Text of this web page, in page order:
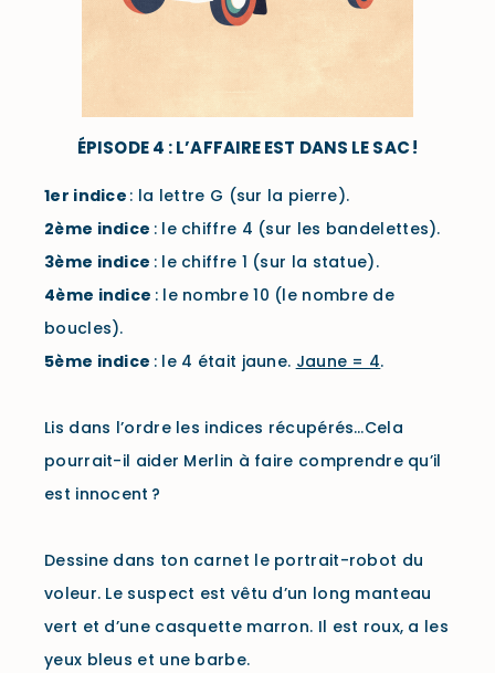
ÉPISODE 4 : L’AFFAIRE EST DANS LE SAC !
1er indice : la lettre G (sur la pierre).
2ème indice : le chiffre 4 (sur les bandelettes).
3ème indice : le chiffre 1 (sur la statue).
4ème indice : le nombre 10 (le nombre de
boucles).
5ème indice : le 4 était jaune. Jaune = 4.
Lis dans l’ordre les indices récupérés…Cela
pourrait-il aider Merlin à faire comprendre qu’il
est innocent ?
Dessine dans ton carnet le portrait-robot du
voleur. Le suspect est vêtu d’un long manteau
vert et d’une casquette marron. Il est roux, a les
yeux bleus et une barbe.